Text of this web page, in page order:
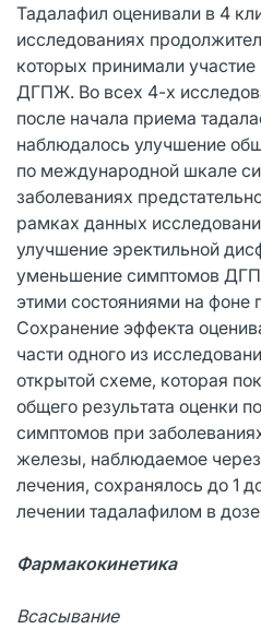
Тадалафил оценивали в 4
исследованиях
которых принимали
ДГПЖ. Во всех 4-х
после начала приема
наблюдалось улучшение
по международной шкале
заболеваниях
рамках данных
улучшение эректильной
уменьшение симптомов
этими состояниями на фоне
Сохранение эффекта
части одного из
открытой схеме, которая
общего результата оценки
симптомов при
железы, наблюдаемое через
лечения, сохранялось до 1
лечении тадалафилом в
Фармакокинетика
Всасывание